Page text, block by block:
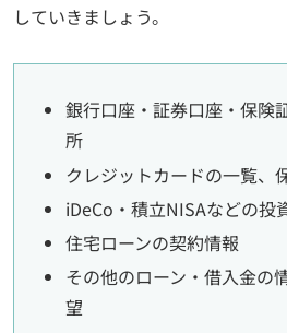
していきましょう。
銀行口座・証券口座・保険
所
クレジットカードの一覧、
iDeCo・積立NISAなどの投
住宅ローンの契約情報
その他のローン・借入金の
望